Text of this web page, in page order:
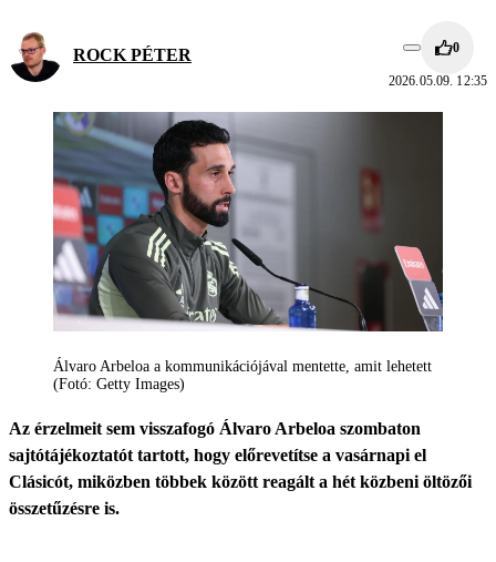
ROCK PÉTER 0
2026.05.09. 12:35
Álvaro Arbeloa a kommunikációjával mentette, amit lehetett
(Fotó: Getty Images)
Az érzelmeit sem visszafogó Álvaro Arbeloa szombaton
sajtótájékoztatót tartott, hogy előrevetítse a vasárnapi el
Clásicót, miközben többek között reagált a hét közbeni öltözői
összetűzésre is.